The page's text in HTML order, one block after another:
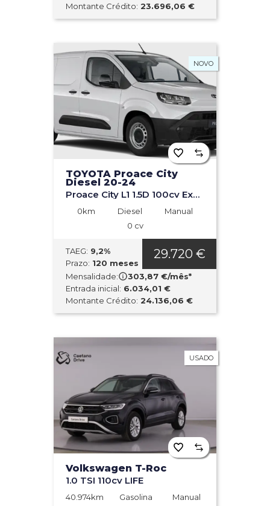
Montante Crédito: 23.696,06 €
NOVO
TOYOTA Proace City
Diesel 20-24
Proace City L1 1.5D 100cv Exclusive
0km Diesel
Manual
0 cv
TAEG: 9,2%
Prazo: 120 meses
Mensalidade:
303,87 €/mês*
Entrada inicial: 6.034,01 €
Montante Crédito: 24.136,06 €
29.720 €
USADO
Volkswagen T-Roc
1.0 TSI 110cv LIFE
40.974km
Gasolina
Manual